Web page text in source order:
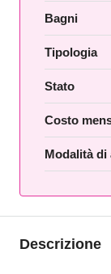
Bagni
Tipologia
Stato
Costo
Modalità di
Descrizione